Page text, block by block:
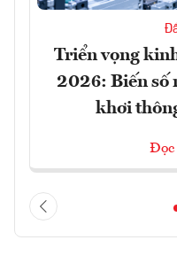
Triển vọng
2026: Biến số
khơi
Đọc